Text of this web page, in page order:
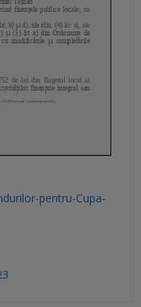
pentru-Cupa-